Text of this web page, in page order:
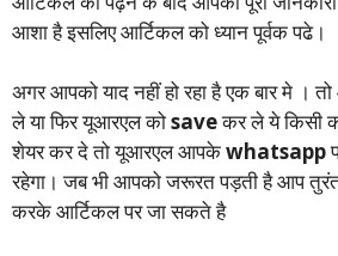
आशा है इसलिए आर्टिकल को ध्यान पूर्वक पढे।
अगर आपको याद नहीं हो रहा है एक बार मे ।
ले या फिर यूआरएल कोsaveकर ले ये किसी
शेयर कर दे तो यूआरएल आपकेwhatsapp
रहेगा। जब भी आपको जरूरत पड़ती है आप
करके आर्टिकल पर जा सकते है